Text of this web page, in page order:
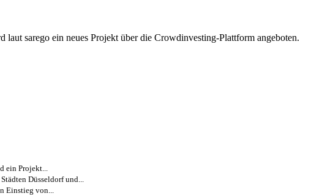
sarego ein neues Projekt über die Crowdinvesting-Plattform angeboten.
ein Projekt...
Düsseldorf und...
Einstieg von...